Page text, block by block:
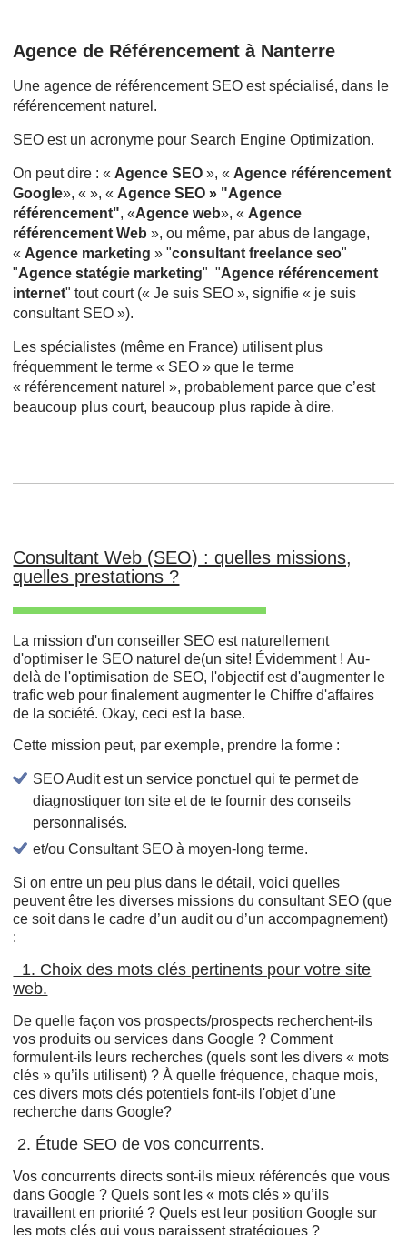
Agence de Référencement à Nanterre
Une agence de référencement SEO est spécialisé, dans le
référencement naturel.
SEO est un acronyme pour Search Engine Optimization.
On peut dire : «Agence SEO », «Agence référencement
Google», « », «Agence SEO » "Agence
référencement", «Agence web», «Agence
référencement Web », ou même, par abus de langage,
«Agence marketing » "consultant freelance seo"
"Agence statégie marketing" "Agence référencement
internet" tout court (« Je suis SEO », signifie « je suis
consultant SEO »).
Les spécialistes (même en France) utilisent plus
fréquemment le terme « SEO » que le terme
« référencement naturel », probablement parce que c’est
beaucoup plus court, beaucoup plus rapide à dire.
Consultant Web (SEO) : quelles missions,
quelles prestations ?
La mission d'un conseiller SEO est naturellement
d'optimiser le SEO naturel de(un site! Évidemment ! Au-
delà de l'optimisation de SEO, l'objectif est d'augmenter le
trafic web pour finalement augmenter le Chiffre d'affaires
de la société. Okay, ceci est la base.
Cette mission peut, par exemple, prendre la forme :
SEO Audit est un service ponctuel qui te permet de
diagnostiquer ton site et de te fournir des conseils
personnalisés.
et/ou Consultant SEO à moyen-long terme.
Si on entre un peu plus dans le détail, voici quelles
peuvent être les diverses missions du consultant SEO (que
ce soit dans le cadre d’un audit ou d’un accompagnement)
:
1. Choix des mots clés pertinents pour votre site
web.
De quelle façon vos prospects/prospects recherchent-ils
vos produits ou services dans Google ? Comment
formulent-ils leurs recherches (quels sont les divers « mots
clés » qu’ils utilisent) ? À quelle fréquence, chaque mois,
ces divers mots clés potentiels font-ils l'objet d'une
recherche dans Google?
2. Étude SEO de vos concurrents.
Vos concurrents directs sont-ils mieux référencés que vous
dans Google ? Quels sont les « mots clés » qu’ils
travaillent en priorité ? Quels est leur position Google sur
les mots clés qui vous paraissent stratégiques ?